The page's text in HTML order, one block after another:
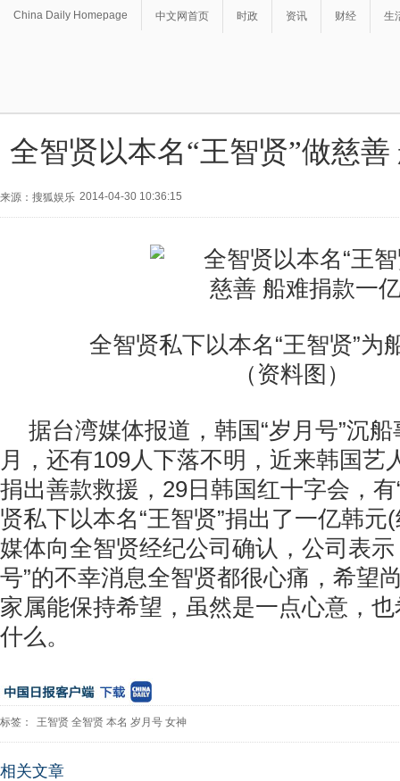
China Daily Homepage 中文网首页 时政 资讯 财经 生
全智贤以本名“王智贤”做慈
来源：搜狐娱乐 2014-04-30 10:36:15
全智贤私下以本名“王智贤”为
（资料图）
据台湾媒体报道，韩国“岁月号”沉
月，还有109人下落不明，近来韩国艺
捐出善款救援，29日韩国红十字会，有
贤私下以本名“王智贤”捐出了一亿韩元
媒体向全智贤经纪公司确认，公司表
号”的不幸消息全智贤都很心痛，希望
家属能保持希望，虽然是一点心意，
什么。
标签： 王智贤 全智贤 本名 岁月号 女神
相关文章